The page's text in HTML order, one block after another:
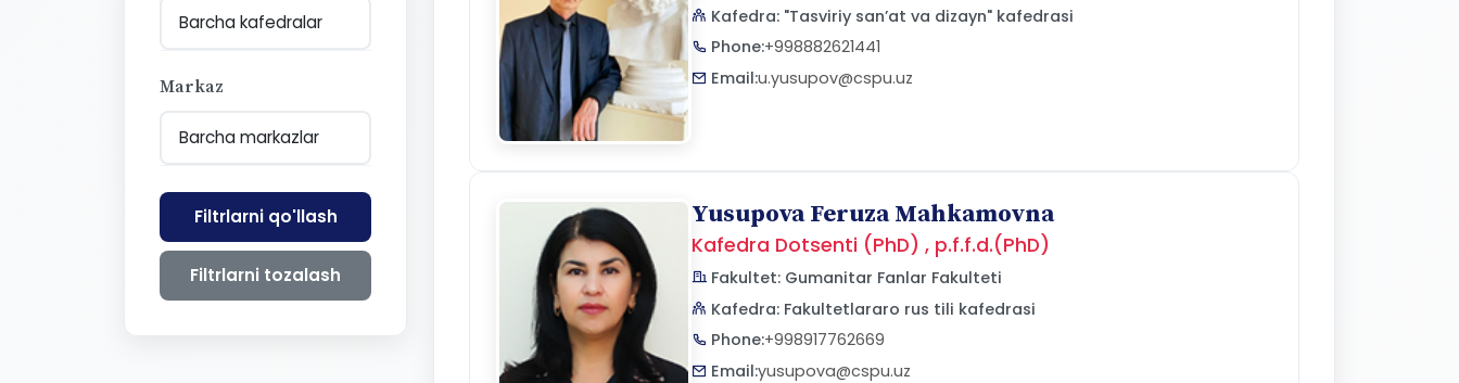
Markaz
Filtrlarni qo'llash
Filtrlarni tozalash
Kafedra: "Tasviriy san’at va dizayn" kafedrasi
Phone:+998882621441
Email:u.yusupov@cspu.uz
Yusupova Feruza Mahkamovna
Kafedra Dotsenti (PhD) , p.f.f.d.(PhD)
Fakultet: Gumanitar Fanlar Fakulteti
Kafedra: Fakultetlararo rus tili kafedrasi
Phone:+998917762669
Email:yusupova@cspu.uz